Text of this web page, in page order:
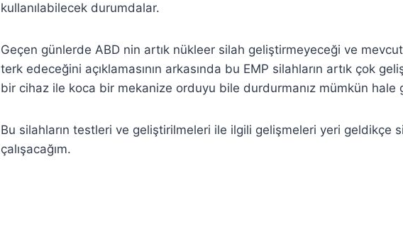
kullanılabilecek durumdalar.
Geçen günlerde ABD nin artık nükleer silah geliştirmeyeceği ve
terk edeceğini açıklamasının arkasında bu EMP silahların artık çok
bir cihaz ile koca bir mekanize orduyu bile durdurmanız mümkün hale
Bu silahların testleri ve geliştirilmeleri ile ilgili gelişmeleri yeri geldikçe
çalışacağım.